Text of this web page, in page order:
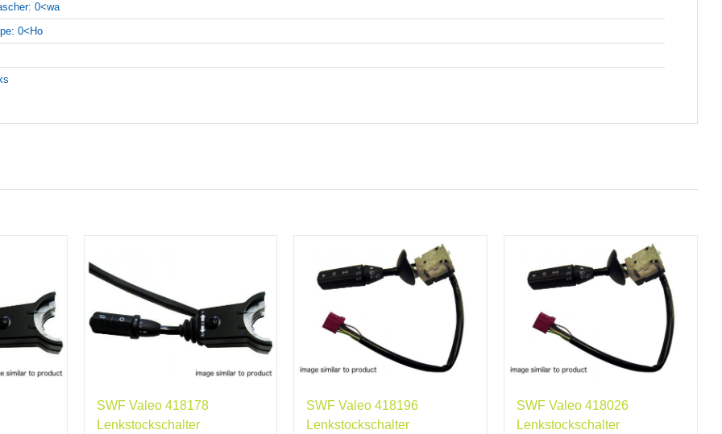
0<wa
0<Ho
SWF Valeo 418178
Lenkstockschalter
SWF Valeo 418196
Lenkstockschalter
SWF Valeo 418026
Lenkstockschalter